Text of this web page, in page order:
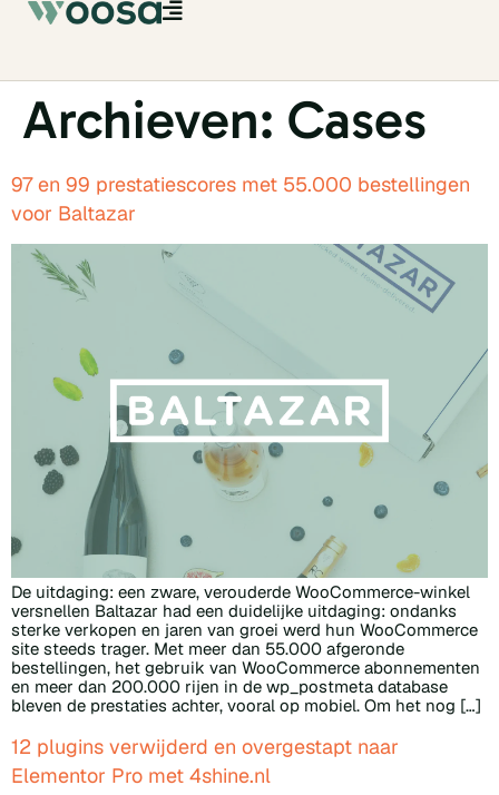
Archieven: Cases
97 en 99 prestatiescores met 55.000 bestellingen
voor Baltazar
De uitdaging: een zware, verouderde WooCommerce-winkel
versnellen Baltazar had een duidelijke uitdaging: ondanks
sterke verkopen en jaren van groei werd hun WooCommerce
site steeds trager. Met meer dan 55.000 afgeronde
bestellingen, het gebruik van WooCommerce abonnementen
en meer dan 200.000 rijen in de wp_postmeta database
bleven de prestaties achter, vooral op mobiel. Om het nog […]
12 plugins verwijderd en overgestapt naar
Elementor Pro met 4shine.nl